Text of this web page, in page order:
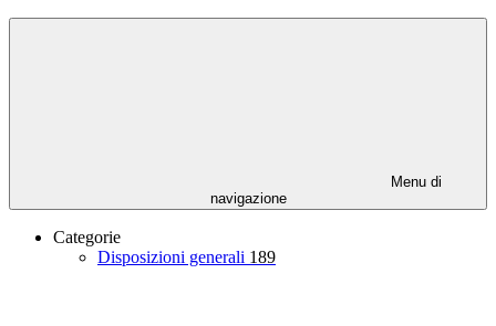
Menu di
navigazione
Categorie
Disposizioni generali 189